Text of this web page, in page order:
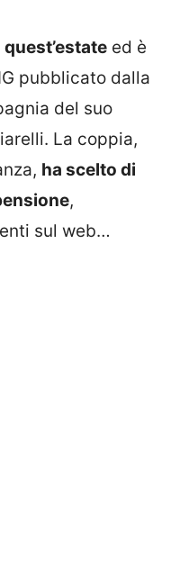
ed è
pubblicato dalla
del suo
La coppia,
ha scelto di
,
sul web…